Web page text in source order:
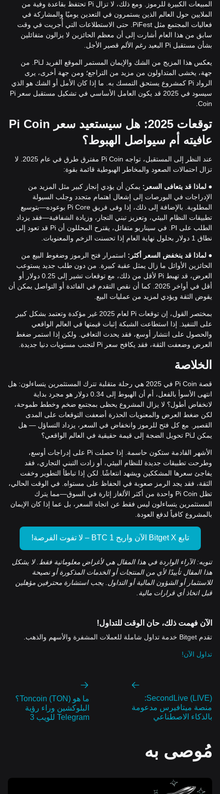
المبيعات الكبيرة للرموز. ومع ذلك، لا تزال Pi تحتفظ بقاعدة وفية من
الملايين حول العالم الذين يستمرون في التعدين يوميًا والمشاركة في
فعاليات المجتمع مثل PiFest. حتى الاستطلاعات التي أُجريت في وقت
سابق من هذا العام أشارت إلى أن معظم الحائزين لا يزالون متفائلين
بشأن مستقبل Pi البعيد رغم الألم قصير الأجل.
يعكس هذا المزيج من الشك والإيمان المستمر الموقع الفريد لـPi. من
جهة، يخشى المتداولون من مزيد من التراجع؛ ومن جهة أخرى، يرى
الرواد Pi كمشروع يستحق التمسك به. ما إذا كان الأمل أو الشك هو الذي
سيسود في 2025 قد يكون العامل الأساسي في تشكيل مستقبل سعر Pi
Coin.
توقعات 2025: هل سيستعيد سعر Pi Coin
عافيته أم سيواصل الهبوط؟
عند النظر إلى المستقبل، تواجه Pi Coin مفترق طرق في عام 2025. لا
تزال احتمالات الصعود والمخاطر الهبوطية قائمة بقوة:
● لماذا قد يتعافى السعر: يمكن أن يؤدي إنجاز كبير مثل المزيد من
الإدراجات في البورصات إلى إشعال اهتمام متجدد وجلب السيولة
المطلوبة. بالإضافة إلى ذلك، إذا وفى فريق Pi Core بوعوده—بتوسيع
تطبيقات النظام البيئي، وتعزيز تبني التجار، وزيادة الشفافية—فقد يزداد
الطلب على PI. في سيناريو متفائل، يقترح المحللون أن Pi قد تعود إلى
نطاق 1 دولار بحلول نهاية العام إذا تحسنت الزخم والمعنويات.
● لماذا قد ينخفض السعر أكثر: استمرار فتح الرموز وضغوط البيع من
الحائزين الأوائل ما زال يمثل عقبة كبيرة. من دون طلب جديد يستوعب
العرض، قد تهبط Pi لأقل من ذلك، مع توقعات تشير إلى 0.25 دولار أو
أقل في أواخر 2025. كما أن نقص التقدم في الفائدة أو التواصل يمكن أن
يقوض الثقة ويؤدي لمزيد من عمليات البيع.
بمختصر القول، إن توقعات Pi لعام 2025 غير مؤكدة وتعتمد بشكل كبير
على التنفيذ. إذا استطاعت الشبكة إثبات قيمتها في العالم الواقعي
والحصول على انتشار أوسع، فقد يحدث التعافي. ولكن إذا استمر ضغط
العرض وضعفت الثقة، فقد يكافح سعر Pi لتجنب مستويات دنيا جديدة.
الخلاصة
قصة Pi Coin في 2025 هي رحلة متقلبة تترك المستثمرين يتساءلون: هل
انتهى الأسوأ بالفعل، أم أن الهبوط إلى 0.34 دولار هو مجرد بداية
لانخفاض أطول؟ لا يزال المشروع يحظى بمجتمع ضخم وخطط طموحة،
لكن ضغط العرض والمعنويات الحذرة أضعفت التوقعات على المدى
القصير. مع كل فتح للرموز وانخفاض في السعر، يزداد التساؤل — هل
يمكن لـPi تحويل الضجة إلى قيمة حقيقية في العالم الواقعي؟
الأشهر القادمة ستكون حاسمة. إذا حصلت Pi على إدراجات أوسع،
وطرحت تطبيقات جديدة للنظام البيئي، أو زادت التبني التجاري، فقد
يفاجئ سعرها المشككين ويشهد انتعاشًا. لكن إذا تباطأ التطوير وخفت
الثقة، فقد يجد الرمز صعوبة في الحفاظ على مستواه. في الوقت الحالي،
تظل Pi Coin واحدة من أكثر الألغاز إثارة في السوق—مما يترك
المستثمرين يتساءلون ليس فقط عن اتجاه السعر، بل عما إذا كان الإيمان
بالمشروع كافياً لدفع العودة.
تابع Bitget X الآن واربح 1 BTC – لا تفوت الفرصة!
تنويه: الآراء الواردة في هذا المقال هي لأغراض معلوماتية فقط. لا يشكل
هذا المقال تأييدًا لأي من المنتجات أو الخدمات المذكورة أو نصيحة
للاستثمار أو الشؤون المالية أو التداول. يجب استشارة محترفين مؤهلين
قبل اتخاذ أي قرارات مالية.
الآن فهمت ذلك، حان الوقت للتداول!
تقدم Bitget خدمة تداول شاملة للعملات المشفرة والأسهم والذهب.
تداول الآن!
SecondLive (LIVE):
منصة ميتافيرس مدعومة
بالذكاء الاصطناعي
ما هو Toncoin (TON)؟
البلوكشين وراء رؤية
Telegram للويب 3
مُوصى به